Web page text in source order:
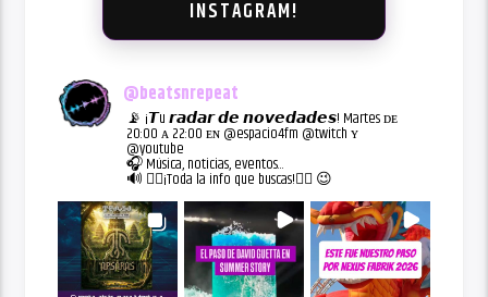
INSTAGRAM!
@beatsnrepeat
📡 ¡𝙏u 𝙧𝙖𝙙𝙖𝙧 𝙙𝙚 𝙣𝙤𝙫𝙚𝙙𝙖𝙙𝙚𝙨! Martes ᴅᴇ
20:00 ᴀ 22:00 ᴇɴ @espacio4fm @twitch ʏ
@youtube
🎧 Música, noticias, eventos...
🔊 👇🏻¡Toda la info que buscas!👇🏻 😉